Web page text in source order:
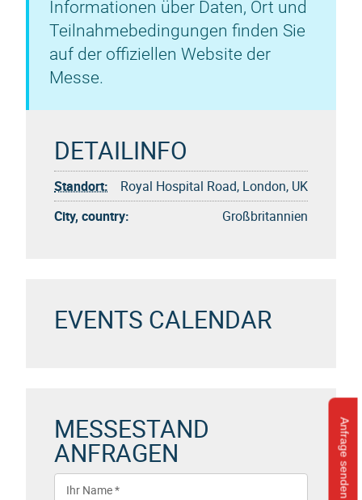
Anfrage senden
Informationen über Daten, Ort und
Teilnahmebedingungen finden Sie
auf der offiziellen Website der
Messe.
DETAILINFO
Standort:
Royal Hospital Road, London, UK
City, country:
Großbritannien
EVENTS CALENDAR
MESSESTAND
ANFRAGEN